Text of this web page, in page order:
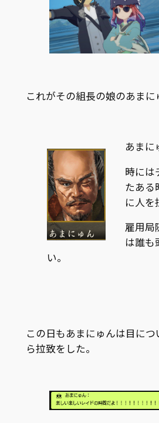
これがその組長の娘のあまに
あまに
時には
たある
に人を
雇用局
は誰も
い。
この日もあまにゅんは目に
ら拉致をした。